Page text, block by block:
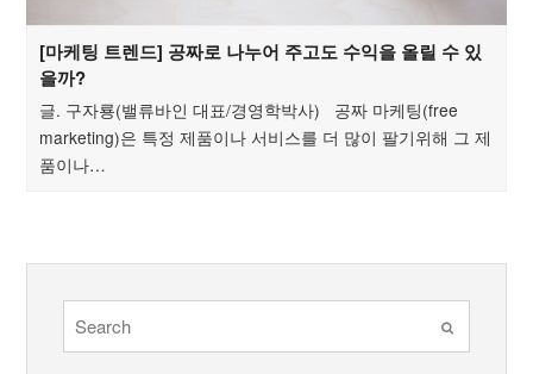
[마케팅 트렌드] 공짜로 나누어 주고도 수익을 올릴 수 있
을까?
글. 구자룡(밸류바인 대표/경영학박사) 공짜 마케팅(free
marketing)은 특정 제품이나 서비스를 더 많이 팔기위해 그 제
품이나…